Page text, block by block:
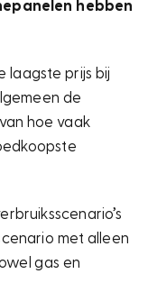
hebben
laagste prijs bij
de
hoe vaak
met alleen
gas en